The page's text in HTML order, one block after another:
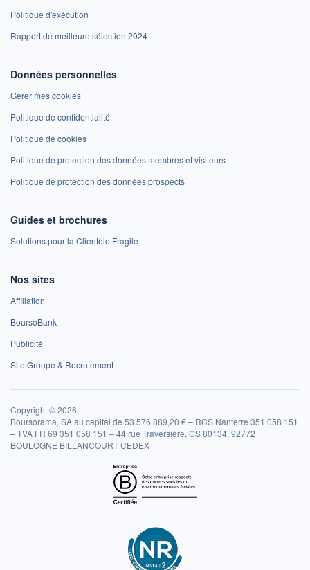
Politique d'exécution
Rapport de meilleure sélection 2024
Données personnelles
Gérer mes cookies
Politique de confidentialité
Politique de cookies
Politique de protection des données membres et visiteurs
Politique de protection des données prospects
Guides et brochures
Solutions pour la Clientèle Fragile
Nos sites
Affiliation
BoursoBank
Publicité
Site Groupe & Recrutement
Copyright © 2026
Boursorama, SA au capital de 53 576 889,20 € – RCS Nanterre 351 058 151
– TVA FR 69 351 058 151 – 44 rue Traversière, CS 80134, 92772
BOULOGNE BILLANCOURT CEDEX